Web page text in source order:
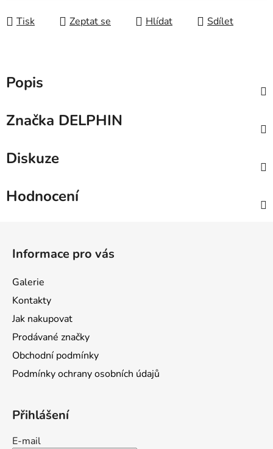
Tisk Zeptat se Hlídat Sdílet
Popis
Značka DELPHIN
Diskuze
Hodnocení
Informace pro vás
Galerie
Kontakty
Jak nakupovat
Prodávané značky
Obchodní podmínky
Podmínky ochrany osobních údajů
Přihlášení
E-mail